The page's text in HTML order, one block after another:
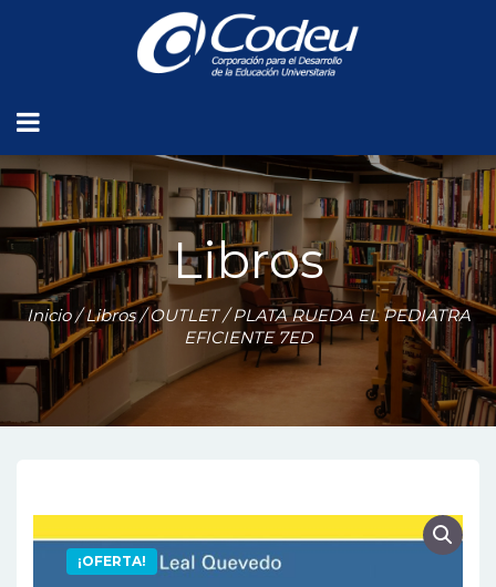
Libros
Inicio/Libros/OUTLET/ PLATA RUEDA EL PEDIATRA
EFICIENTE 7ED
¡OFERTA!